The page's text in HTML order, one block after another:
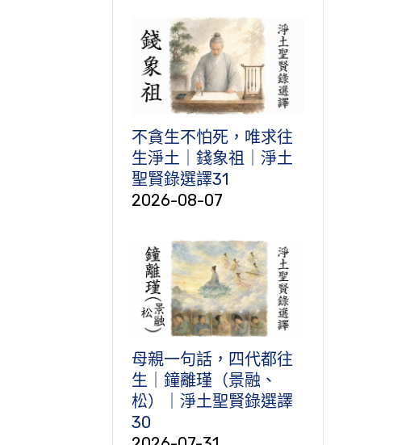
不貪生不怕死，唯求往
生淨土｜錢象祖｜淨土
聖賢錄選譯31
2026-08-07
母親一句話，四代都往
生｜鐘離瑾（景融、
松）｜淨土聖賢錄選譯
30